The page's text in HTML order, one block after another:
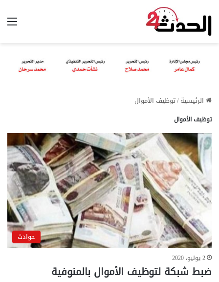
الرئيسية/توظيف الأموال
توظيف الأموال
حوادث
2 يوليو، 2020
ضبط شبكة لتوظيف الأموال بالمنوفية